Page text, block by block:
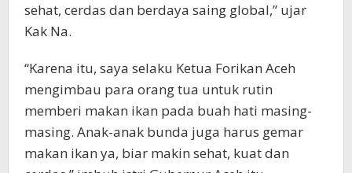
sehat, cerdas dan berdaya saing global,” ujar
Kak Na.
“Karena itu, saya selaku Ketua Forikan Aceh
mengimbau para orang tua untuk rutin
memberi makan ikan pada buah hati masing-
masing. Anak-anak bunda juga harus gemar
makan ikan ya, biar makin sehat, kuat dan